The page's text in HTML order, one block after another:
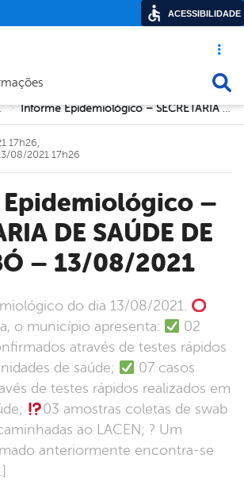
Acesso
de navegação
> Informe Epidemiológico – SECRETARIA DE SAÚDE DE CABROBÓ – 13/08/2021
DE SAÚDE DE
– 13/08/2021
do dia 13/08/2021.
o município apresenta:
02
através de testes rápidos
de saúde;
07 casos
de testes rápidos realizados em
03 amostras coletas de swab
ao LACEN; ? Um
anteriormente encontra-se
17h26,
08/2021 17h26
ACESSIBILIDADE